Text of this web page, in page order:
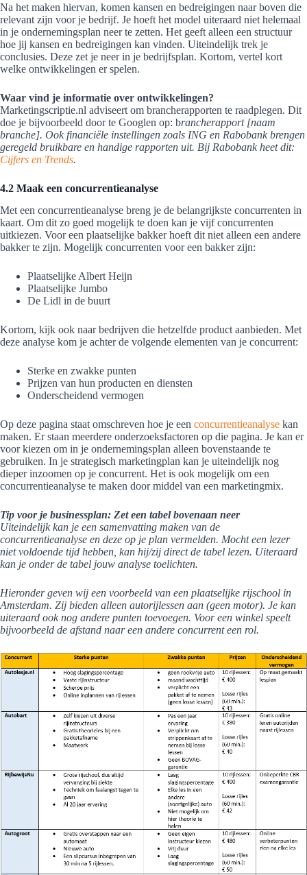
Na het maken hiervan, komen kansen en bedreigingen naar boven die
relevant zijn voor je bedrijf. Je hoeft het model uiteraard niet helemaal
in je ondernemingsplan neer te zetten. Het geeft alleen een structuur
hoe jij kansen en bedreigingen kan vinden. Uiteindelijk trek je
conclusies. Deze zet je neer in je bedrijfsplan. Kortom, vertel kort
welke ontwikkelingen er spelen.
Waar vind je informatie over ontwikkelingen?
Marketingscriptie.nl adviseert om brancherapporten te raadplegen. Dit
doe je bijvoorbeeld door te Googlen op: brancherapport [naam
branche]. Ook financiële instellingen zoals ING en Rabobank brengen
geregeld bruikbare en handige rapporten uit. Bij Rabobank heet dit:
Cijfers en Trends.
4.2 Maak een concurrentieanalyse
Met een concurrentieanalyse breng je de belangrijkste concurrenten in
kaart. Om dit zo goed mogelijk te doen kan je vijf concurrenten
uitkiezen. Voor een plaatselijke bakker hoeft dit niet alleen een andere
bakker te zijn. Mogelijk concurrenten voor een bakker zijn:
Plaatselijke Albert Heijn
Plaatselijke Jumbo
De Lidl in de buurt
Kortom, kijk ook naar bedrijven die hetzelfde product aanbieden. Met
deze analyse kom je achter de volgende elementen van je concurrent:
Sterke en zwakke punten
Prijzen van hun producten en diensten
Onderscheidend vermogen
Op deze pagina staat omschreven hoe je een concurrentieanalyse kan
maken. Er staan meerdere onderzoeksfactoren op die pagina. Je kan er
voor kiezen om in je ondernemingsplan alleen bovenstaande te
gebruiken. In je strategisch marketingplan kan je uiteindelijk nog
dieper inzoomen op je concurrent. Het is ook mogelijk om een
concurrentieanalyse te maken door middel van een marketingmix.
Tip voor je businessplan: Zet een tabel bovenaan neer
Uiteindelijk kan je een samenvatting maken van de
concurrentieanalyse en deze op je plan vermelden. Mocht een lezer
niet voldoende tijd hebben, kan hij/zij direct de tabel lezen. Uiteraard
kan je onder de tabel jouw analyse toelichten.
Hieronder geven wij een voorbeeld van een plaatselijke rijschool in
Amsterdam. Zij bieden alleen autorijlessen aan (geen motor). Je kan
uiteraard ook nog andere punten toevoegen. Voor een winkel speelt
bijvoorbeeld de afstand naar een andere concurrent een rol.